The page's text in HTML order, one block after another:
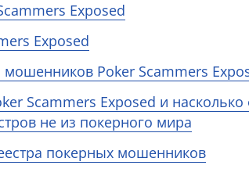
Exposed
Exposed
Poker Scammers
Scammers Exposed и
не из покерного мира
покерных мошенников